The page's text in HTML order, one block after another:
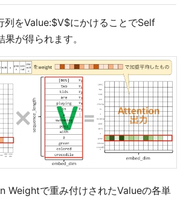
をValue:$V$にかけることでSelf
が得られます。
Weightで重み付けされたValueの各単